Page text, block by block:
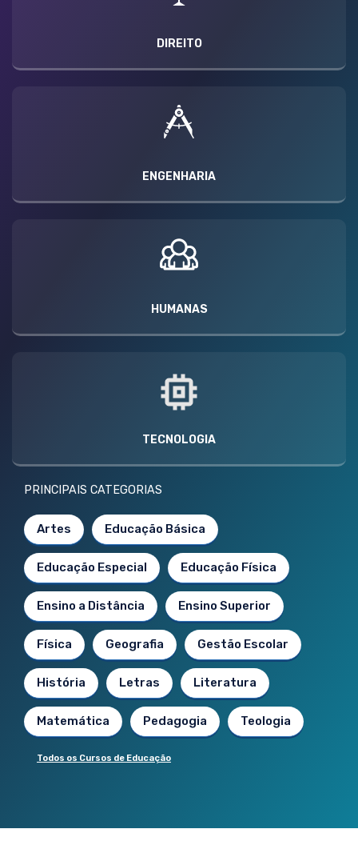
DIREITO
ENGENHARIA
HUMANAS
TECNOLOGIA
PRINCIPAIS CATEGORIAS
Artes Educação Básica
Educação Especial Educação Física
Ensino a Distância Ensino Superior
Física Geografia Gestão Escolar
História Letras Literatura
Matemática Pedagogia Teologia
Todos os Cursos de Educação